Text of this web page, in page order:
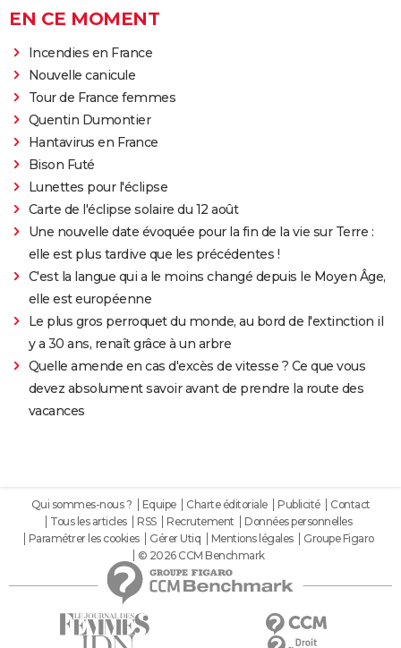
EN CE MOMENT
Incendies en France
Nouvelle canicule
Tour de France femmes
Quentin Dumontier
Hantavirus en France
Bison Futé
Lunettes pour l'éclipse
Carte de l'éclipse solaire du 12 août
Une nouvelle date évoquée pour la fin de la vie sur Terre :
elle est plus tardive que les précédentes !
C'est la langue qui a le moins changé depuis le Moyen Âge,
elle est européenne
Le plus gros perroquet du monde, au bord de l'extinction il
y a 30 ans, renaît grâce à un arbre
Quelle amende en cas d'excès de vitesse ? Ce que vous
devez absolument savoir avant de prendre la route des
vacances
Qui sommes-nous ? Equipe Charte éditoriale Publicité
Contact
Tous les articles
RSS Recrutement
Données personnelles
Paramétrer les cookies
Gérer Utiq Mentions légales
Groupe Figaro
© 2026 CCM Benchmark